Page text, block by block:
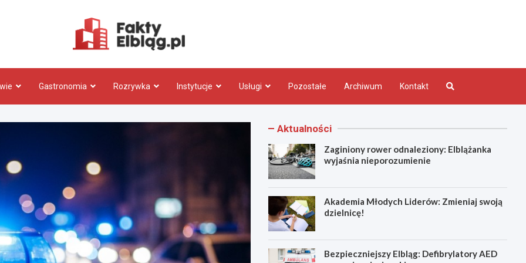
Gastronomia Rozrywka Instytucje Usługi Pozostałe Archiwum Kontakt
Aktualności
Zaginiony rower odnaleziony: Elblążanka
wyjaśnia nieporozumienie
Akademia Młodych Liderów: Zmieniaj swoją
dzielnicę!
Bezpieczniejszy Elbląg: Defibrylatory AED